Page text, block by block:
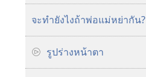
จะ​ทำ​ยังไง​ถ้า​พ่อ​แม่​หย่า​กัน?
รูปร่างหน้าตา